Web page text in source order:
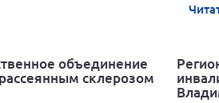
объединение
склерозом